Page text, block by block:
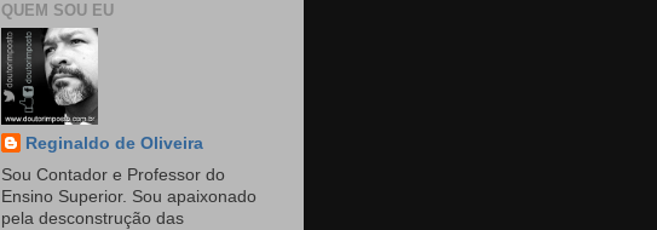
QUEM SOU EU
Reginaldo de Oliveira
Sou Contador e Professor do
Ensino Superior. Sou apaixonado
pela desconstrução das